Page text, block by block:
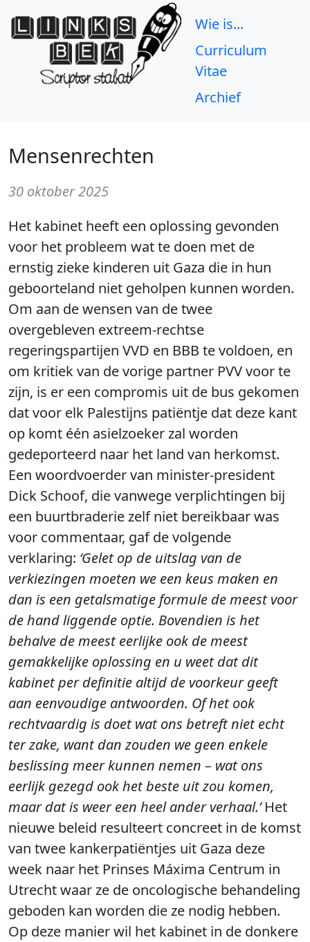
Wie is...
Curriculum
Vitae
Archief
Mensenrechten
30 oktober 2025
Het kabinet heeft een oplossing gevonden
voor het probleem wat te doen met de
ernstig zieke kinderen uit Gaza die in hun
geboorteland niet geholpen kunnen worden.
Om aan de wensen van de twee
overgebleven extreem-rechtse
regeringspartijen VVD en BBB te voldoen, en
om kritiek van de vorige partner PVV voor te
zijn, is er een compromis uit de bus gekomen
dat voor elk Palestijns patiëntje dat deze kant
op komt één asielzoeker zal worden
gedeporteerd naar het land van herkomst.
Een woordvoerder van minister-president
Dick Schoof, die vanwege verplichtingen bij
een buurtbraderie zelf niet bereikbaar was
voor commentaar, gaf de volgende
verklaring: ‘Gelet op de uitslag van de
verkiezingen moeten we een keus maken en
dan is een getalsmatige formule de meest voor
de hand liggende optie. Bovendien is het
behalve de meest eerlijke ook de meest
gemakkelijke oplossing en u weet dat dit
kabinet per definitie altijd de voorkeur geeft
aan eenvoudige antwoorden. Of het ook
rechtvaardig is doet wat ons betreft niet echt
ter zake, want dan zouden we geen enkele
beslissing meer kunnen nemen – wat ons
eerlijk gezegd ook het beste uit zou komen,
maar dat is weer een heel ander verhaal.’Het
nieuwe beleid resulteert concreet in de komst
van twee kankerpatiëntjes uit Gaza deze
week naar het Prinses Máxima Centrum in
Utrecht waar ze de oncologische behandeling
geboden kan worden die ze nodig hebben.
Op deze manier wil het kabinet in de donkere